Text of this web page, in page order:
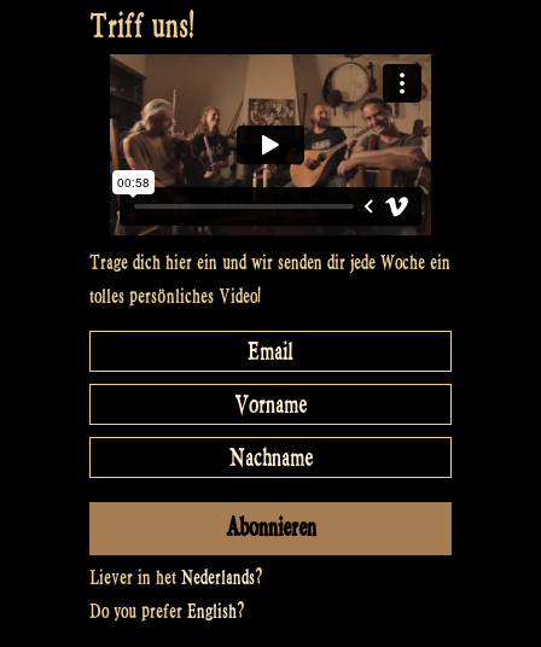
Triff uns!
Trage dich hier ein und wir senden dir jede Woche ein
tolles persönliches Video!
Liever in het Nederlands?
Do you prefer English?